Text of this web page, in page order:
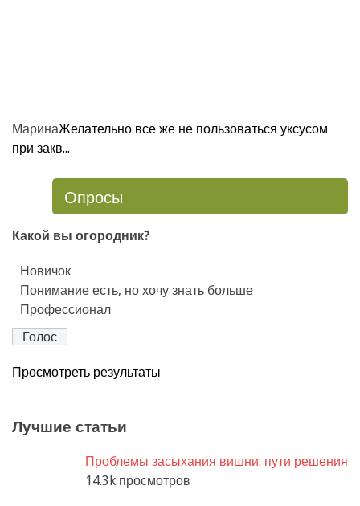
МаринаЖелательно все же не пользоваться уксусом
при закв...
Опросы
Какой вы огородник?
Новичок
Понимание есть, но хочу знать больше
Профессионал
Просмотреть результаты
Лучшие статьи
Проблемы засыхания вишни: пути решения
14.3k просмотров